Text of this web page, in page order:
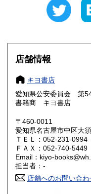
大阪府
奈良県
鳥取県
岡山県
山口県
香川県
高知県
店舗情報
キヨ書店
愛知県公安委員会 第
書籍商 キヨ書店
〒460-0011
愛知県名古屋市中区大
ＴＥＬ：052-231-0994
ＦＡＸ：052-740-5449
Email：kiyo-
担当者：-
店舗へのお問い合わ